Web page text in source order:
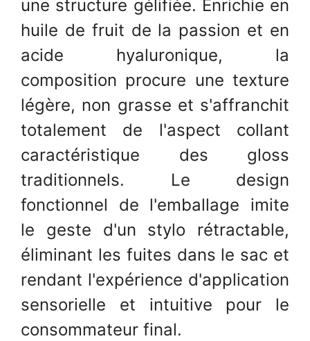
une structure gélifiée. Enrichie en
huile de fruit de la passion et en
acide hyaluronique, la
composition procure une texture
légère, non grasse et s'affranchit
totalement de l'aspect collant
caractéristique des gloss
traditionnels. Le design
fonctionnel de l'emballage imite
le geste d'un stylo rétractable,
éliminant les fuites dans le sac et
rendant l'expérience d'application
sensorielle et intuitive pour le
consommateur final.